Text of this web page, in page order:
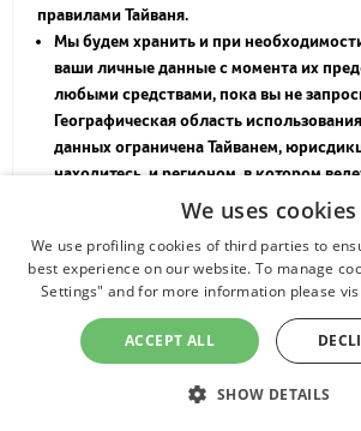
правилами Тайваня.
Мы будем хранить и при
ваши личные данные с момента их
любыми средствами, пока вы не
Географическая область
данных ограничена Тайванем,
находитесь, и регионом, в котором
деятельность филиал Acer.
В соответствии с Законом о защите
вы имеете следующие права в
данных:
любой запрос на проверку личной
взимается в зависимости от
любой запрос на создание копий
(плата взимается в зависимости от
We uses cookies
We use profiling cookies of third parties to
best experience on our website. To manage
Settings" and for more information please
ACCEPT ALL
SHOW DETAILS